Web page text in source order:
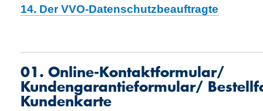
14. Der VVO-Datenschutzbeauftragte
01. Online-Kontaktformular/
Kundengarantieformular/
Kundenkarte